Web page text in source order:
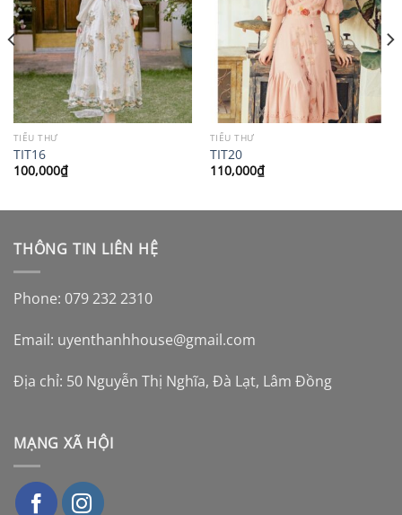
TIỂU THƯ
TIT16
100,000₫
TIỂU THƯ
TIT20
110,000₫
THÔNG TIN LIÊN HỆ
Phone: 079 232 2310
Email: uyenthanhhouse@gmail.com
Địa chỉ: 50 Nguyễn Thị Nghĩa, Đà Lạt, Lâm Đồng
MẠNG XÃ HỘI